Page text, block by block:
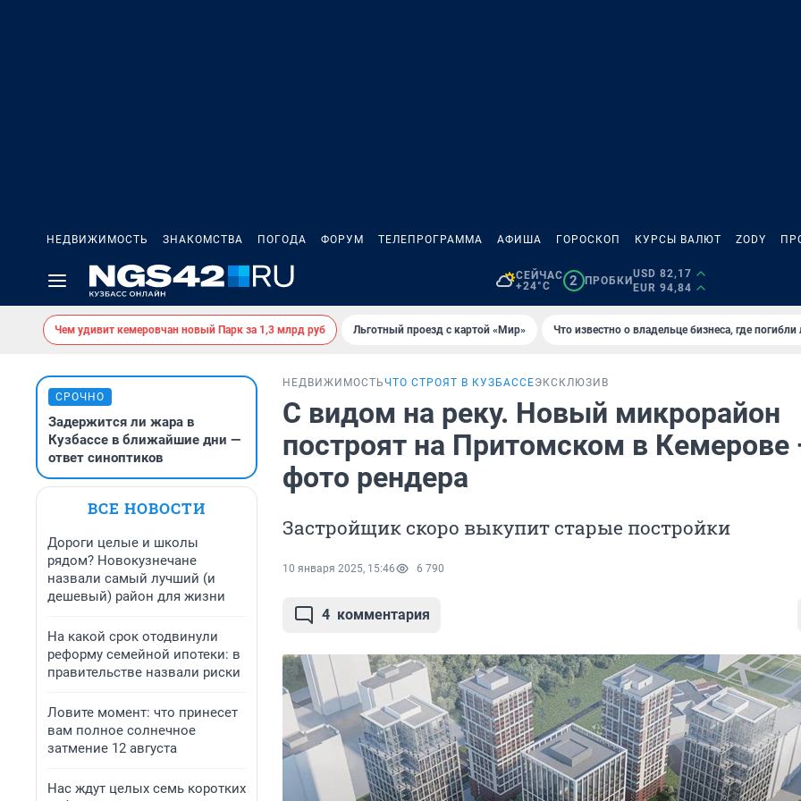
НЕДВИЖИМОСТЬ ЗНАКОМСТВА ПОГОДА ФОРУМ ТЕЛЕПРОГРАММА АФИША ГОРОСКОП КУРСЫ ВАЛЮТ ZODY
СЕЙЧАС
+24°C
2 ПРОБКИ
USD 82,17
EUR 94,84
Чем удивит кемеровчан новый Парк за 1,3 млрд руб Льготный проезд с картой «Мир» Что известно о владельце бизнеса, где
СРОЧНО
Задержится ли жара в
Кузбассе в ближайшие дни —
ответ синоптиков
ВСЕ НОВОСТИ
Дороги целые и школы
рядом? Новокузнечане
назвали самый лучший (и
дешевый) район для жизни
На какой срок отодвинули
реформу семейной ипотеки: в
правительстве назвали риски
Ловите момент: что принесет
вам полное солнечное
затмение 12 августа
Нас ждут целых семь коротких
НЕДВИЖИМОСТЬЧТО СТРОЯТ В КУЗБАССЕЭКСКЛЮЗИВ
С видом на реку. Новый микрорайон
построят на Притомском в Кемерове
фото рендера
Застройщик скоро выкупит старые постройки
10 января 2025, 15:46 6 790
4 комментария